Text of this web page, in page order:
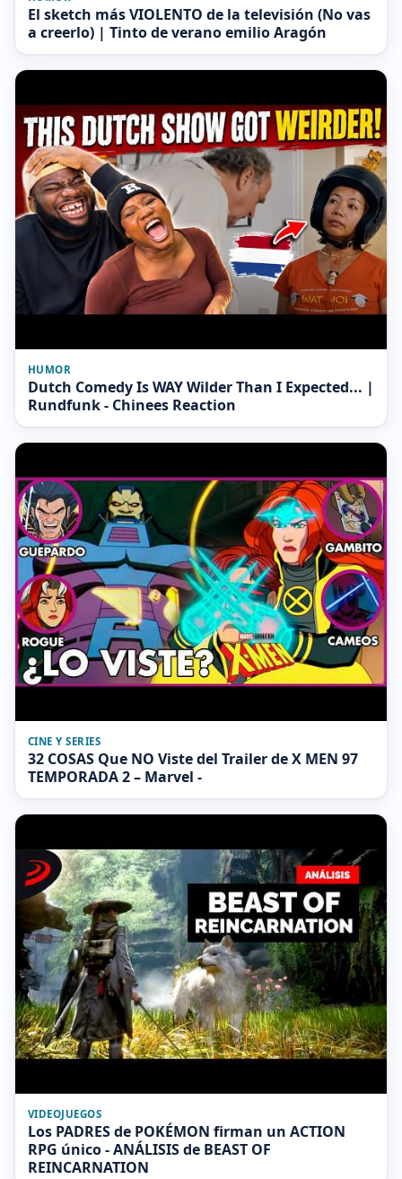
El sketch más VIOLENTO de la televisión (No vas
a creerlo) | Tinto de verano emilio Aragón
HUMOR
Dutch Comedy Is WAY Wilder Than I Expected... |
Rundfunk - Chinees Reaction
CINE Y SERIES
32 COSAS Que NO Viste del Trailer de X MEN 97
TEMPORADA 2 – Marvel -
VIDEOJUEGOS
Los PADRES de POKÉMON firman un ACTION
RPG único - ANÁLISIS de BEAST OF
REINCARNATION